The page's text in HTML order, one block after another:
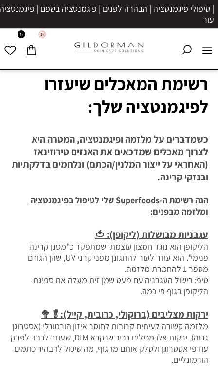
| טיפולי פיגמנטציה | הבהרה לפנים | פיגמנטציה בשפם |
עור
0 0
רשימת המאכלים שיעזרו
לפיגמנטציה שלך:
כשמדברים על מלזמה ופיגמנטציה, המטרה היא
לצרוך מאכלים שמדכאים את האנזים טירוזינאז
(האחראי על ייצור המלנין/הכתם) ונלחמים בדלקתיות
ובנזקי קרינה.
הנה רשימת ה-Superfoods שלי לטיפול בפיגמנטציה
ומלזמה מבפנים:
עגבניות מבושלות (ליקופן): 🍅
הליקופן הוא נוגד חמצון עוצמתי שמתפקד כ"מסנן קרינה
פנימי". הוא עוזר לעור להתגונן מפני קרני UV, שהן הגורם
מספר 1 להחמרת מלזמה.
טיפ: בישול העגבניה עם מעט שמן זית מעלה את ספיגת
הליקופן בגוף פי כמה.
ירקות מצליבים (ברוקולי, כרובית, קייל):🥬
🥦
מלזמה קשורה לעיתים קרובות לחוסר איזון הורמונלי (אסטרוגן
גבוה). ירקות אלו מכילים רכיב שנקרא DIM, שעוזר לכבד לפרק
עודפי אסטרוגן ולסלק אותם מהגוף, מה שיכול להבהיר כתמים
הורמונליים.